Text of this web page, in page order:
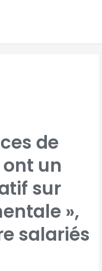
de
un
sur
»,
salariés